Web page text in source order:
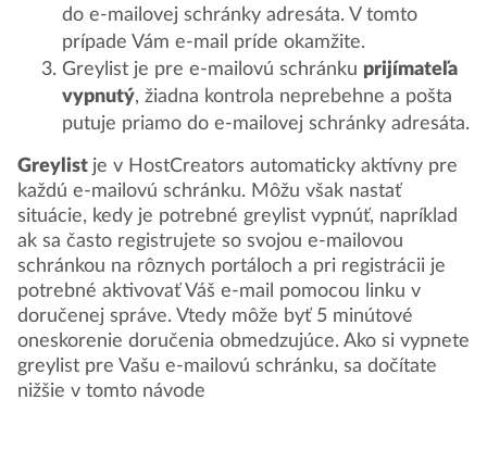
do e-mailovej schránky adresáta. V tomto
prípade Vám e-mail príde okamžite.
Greylist je pre e-mailovú schránku prijímateľa
vypnutý, žiadna kontrola neprebehne a pošta
putuje priamo do e-mailovej schránky adresáta.
Greylist je v HostCreators automaticky aktívny pre
každú e-mailovú schránku. Môžu však nastať
situácie, kedy je potrebné greylist vypnúť, napríklad
ak sa často registrujete so svojou e-mailovou
schránkou na rôznych portáloch a pri registrácii je
potrebné aktivovať Váš e-mail pomocou linku v
doručenej správe. Vtedy môže byť 5 minútové
oneskorenie doručenia obmedzujúce. Ako si vypnete
greylist pre Vašu e-mailovú schránku, sa dočítate
nižšie v tomto návode